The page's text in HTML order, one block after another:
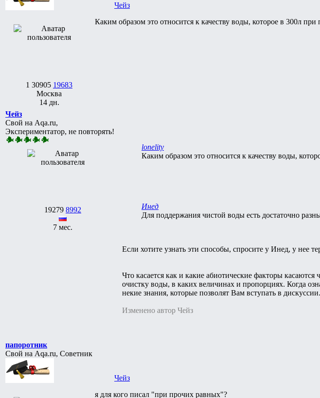
1 30905 19683
Москва
14 дн.
Чейз
Каким образом это относится к качеству воды, которое в 300л
Чейз
Свой на Aqa.ru,
Экспериментатор, не повторять!
19279 8992
7 мес.
lonelity
Каким образом это относится к качеству воды,
Инед
Для поддержания чистой воды есть достаточно
Если хотите узнать эти способы, спросите у Инед, у нее
Что касается как и какие абиотические факторы
очистку воды, в каких величинах и пропорциях. Когда
некие знания, которые позволят Вам вступать в
Изменено автор Чейз
папоротник
Свой на Aqa.ru, Советник
Чейз
я для кого писал "при прочих равных"?